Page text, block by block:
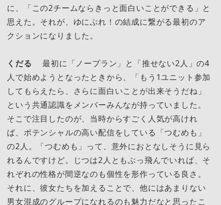
に、「この2チームならきっと面白いことができる」と
思えた。それが、ゆにぷれ！の結成に繋がる最初のア
クションになりました。
くだる
最初に「ノープラン」と「推せない2人」の4
人で始めようとなったときから、「もう1ユニット参加
してもらえたら、さらに面白いことが出来そうだね」
という共通認識をメンバーみんなが持っていました。
そこで注目したのが、当時からすごく人気が高けれ
ば、ポテンシャルの高い配信をしている「つむめも」
の2人。「つむめも」って、意外におとなしそうに見ら
れるんですけど。じつは2人ともぶっ飛んでいれば、そ
れぞれの性格が間逆なのも個性を形作っている良さ。
それに、彼女たちを加えることで、他にはあまりない
男女混成のグループになれるのも魅力だなと思ったこ